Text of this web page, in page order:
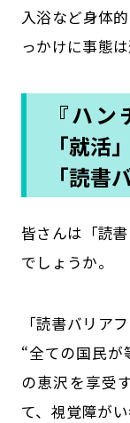
入浴など身体
っかけに事態
『ハ
「就活
「読書
皆さんは「読
でしょうか。
「読書バリア
“全ての国民
の恵沢を享受
て、視覚障が